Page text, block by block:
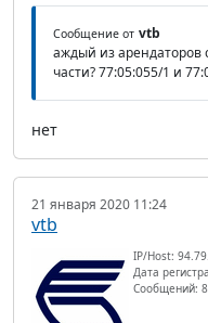
Сообщение от vtb
аждый из арендаторов
части? 77:05:055/1 и
нет
21 января 2020 11:24
vtb
IP/Host:
Дата
Сообщений: